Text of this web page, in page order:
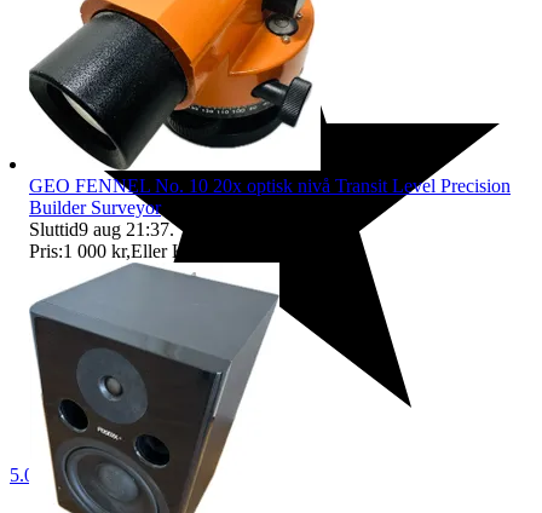
5.0
GEO FENNEL No. 10 20x optisk nivå Transit Level Precision
Builder Surveyor
Sluttid9 aug 21:37.
Pris:1 000 kr,Eller Köp nu